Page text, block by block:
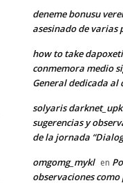
deneme bonusu
asesinado de varias
how to take
conmemora medio
General dedicada
solyaris
sugerencias y
de la jornada
omgomg_mykl en
observaciones